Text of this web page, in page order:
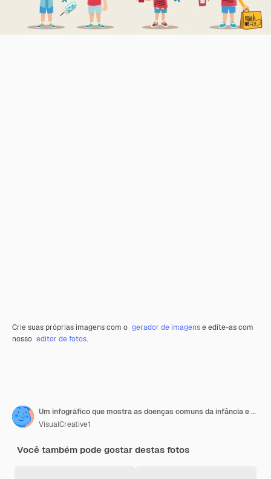
Crie suas próprias imagens com o gerador de imagense edite-as com
nosso editor de fotos.
Um infográfico que mostra as doenças comuns da infância e os seus sintomas
VisualCreative1
Você também pode gostar destas fotos